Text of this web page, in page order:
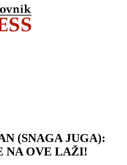
(SNAGA JUGA):
NA OVE LAŽI!